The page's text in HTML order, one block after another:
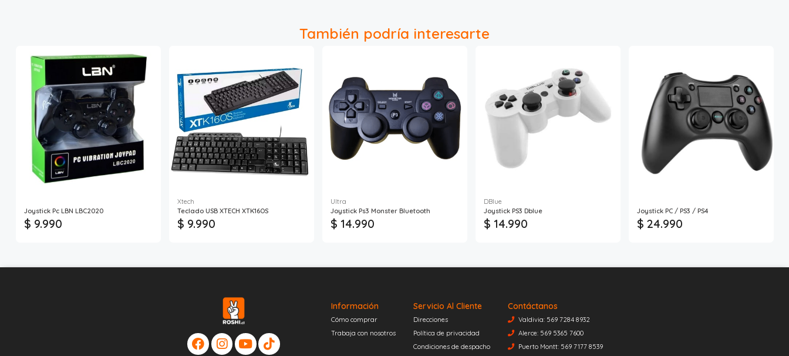
También podría interesarte
Joystick Pc LBN LBC2020
$ 9.990
Xtech
Teclado USB XTECH XTK16OS
$ 9.990
Ultra
Joystick Ps3 Monster Bluetooth
$ 14.990
DBlue
Joystick PS3 Dblue
$ 14.990
Joystick PC / PS3 / PS4
$ 24.990
Información
Cómo comprar
Trabaja con nosotros
Servicio Al Cliente
Direcciones
Política de privacidad
Condiciones de despacho
Contáctanos
Valdivia: 569 7284 8932
Alerce: 569 5365 7600
Puerto Montt: 569 7177 8539